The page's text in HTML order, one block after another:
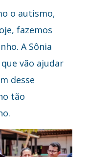
o autismo,
fazemos
A Sônia
vão ajudar
desse
tão